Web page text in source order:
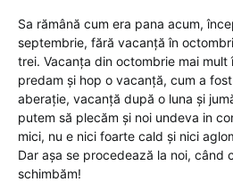
Sa rămână cum era pana acum,
septembrie, fără vacanță în
trei. Vacanța din octombrie mai
predam și hop o vacanță, cum a
aberație, vacanță după o luna și
putem să plecăm și noi undeva in
mici, nu e nici foarte cald și nici
Dar așa se procedează la noi, când
schimbăm!